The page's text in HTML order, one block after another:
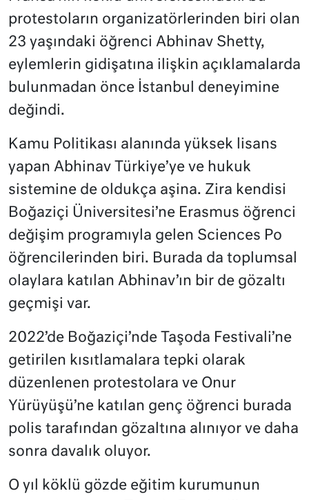
protestoların organizatörlerinden biri olan
23 yaşındaki öğrenci Abhinav Shetty,
eylemlerin gidişatına ilişkin açıklamalarda
bulunmadan önce İstanbul deneyimine
değindi.
Kamu Politikası alanında yüksek lisans
yapan Abhinav Türkiye’ye ve hukuk
sistemine de oldukça aşina. Zira kendisi
Boğaziçi Üniversitesi’ne Erasmus öğrenci
değişim programıyla gelen Sciences Po
öğrencilerinden biri. Burada da toplumsal
olaylara katılan Abhinav’ın bir de gözaltı
geçmişi var.
2022’de Boğaziçi’nde Taşoda Festivali’ne
getirilen kısıtlamalara tepki olarak
düzenlenen protestolara ve Onur
Yürüyüşü’ne katılan genç öğrenci burada
polis tarafından gözaltına alınıyor ve daha
sonra davalık oluyor.
O yıl köklü gözde eğitim kurumunun